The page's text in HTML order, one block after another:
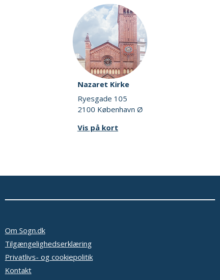
Nazaret Kirke
Ryesgade 105
2100 København Ø
Vis på kort
Om Sogn.dk
Tilgængelighedserklæring
Privatlivs- og cookiepolitik
Kontakt